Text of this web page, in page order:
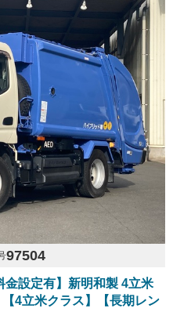
97504
金設定有】新明和製 4立米
4立米クラス】【長期レン